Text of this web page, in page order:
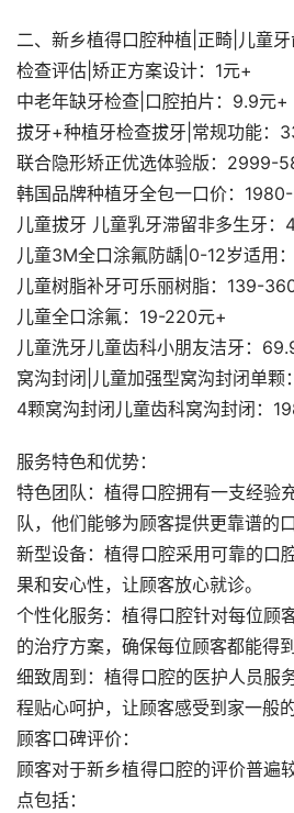
二、新乡植得口腔种植|正畸|儿童
检查评估|矫正方案设计：1元+
中老年缺牙检查|口腔拍片：9.9元+
拔牙+种植牙检查拔牙|常规功能：
联合隐形矫正优选体验版：2999-
韩国品牌种植牙全包一口价：
儿童拔牙 儿童乳牙滞留非多生牙
儿童3M全口涂氟防龋|0-12岁适用
儿童树脂补牙可乐丽树脂：139-
儿童全口涂氟：19-220元+
儿童洗牙儿童齿科小朋友洁牙：
窝沟封闭|儿童加强型窝沟封闭单
4颗窝沟封闭儿童齿科窝沟封闭：
服务特色和优势：
特色团队：植得口腔拥有一支经验
队，他们能够为顾客提供更靠谱的
新型设备：植得口腔采用可靠的口
果和安心性，让顾客放心就诊。
个性化服务：植得口腔针对每位顾
的治疗方案，确保每位顾客都能得
细致周到：植得口腔的医护人员服
程贴心呵护，让顾客感受到家一般的
顾客口碑评价：
顾客对于新乡植得口腔的评价普遍
点包括：